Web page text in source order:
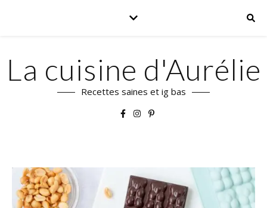
La cuisine d'Aurélie
Recettes saines et ig bas